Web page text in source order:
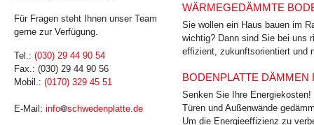
Für Fragen steht Ihnen unser Team
gerne zur Verfügung.
Tel.: (030) 29 44 90 54
Fax.: (030) 29 44 90 56
Mobil.: (0170) 329 45 51
E-Mail: info schwedenplatte.de
WÄRMEGEDÄMMTE
Sie wollen ein Haus bauen im
wichtig? Dann sind Sie bei uns
effizient, zukunfts­orientiert und
BODENPLATTE DÄMMEN
Senken Sie Ihre
Türen und Außenwände
Um die Energieeffizienz zu